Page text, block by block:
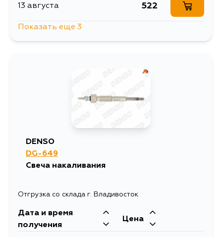
13 августа 522
522
Показать еще 3
DENSO
DG-649
Свеча накаливания
Отгрузка со склада г. Владивосток
Дата и время
получения
Цена